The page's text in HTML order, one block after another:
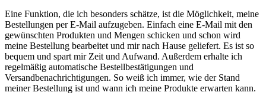
Eine Funktion, die ich besonders schätze, ist die Möglichkeit, meine
Bestellungen per E-Mail aufzugeben. Einfach eine E-Mail mit den
gewünschten Produkten ​und Mengen schicken und schon wird
meine Bestellung bearbeitet und mir‍ nach⁣ Hause geliefert. Es ist so
bequem und spart mir Zeit und Aufwand. Außerdem erhalte ich
regelmäßig automatische Bestellbestätigungen und
Versandbenachrichtigungen. So weiß ich immer, wie der Stand
meiner Bestellung ist und wann ich‌ meine Produkte ⁤erwarten kann.